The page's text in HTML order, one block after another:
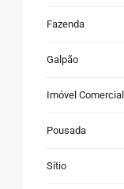
Fazenda
Galpão
Imóvel Comercial
Pousada
Sítio